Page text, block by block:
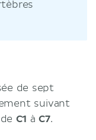
de sept
suivant
C1 àC7.